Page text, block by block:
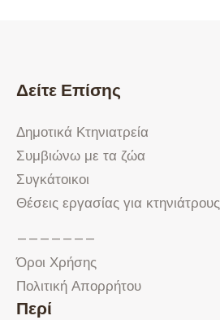
Δείτε Επίσης
Δημοτικά Κτηνιατρεία
Συμβιώνω με τα ζώα
Συγκάτοικοι
Θέσεις εργασίας για κτηνιάτρους
———————
Όροι Χρήσης
Πολιτική Απορρήτου
Περί